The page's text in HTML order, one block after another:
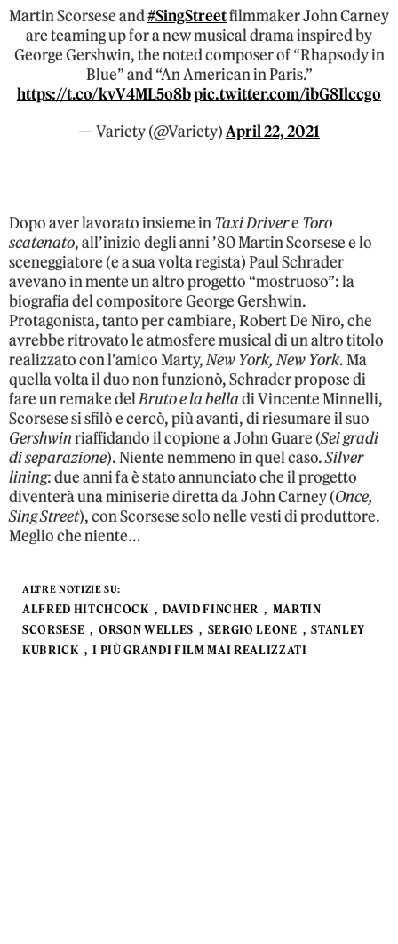
Martin Scorsese and#SingStreetfilmmaker John Carney
are teaming up for a new musical drama inspired by
George Gershwin, the noted composer of “Rhapsody in
Blue” and “An American in Paris.”
https://t.co/kvV4ML5o8bpic.twitter.com/ibG8Ilccgo
— Variety (@Variety)April 22, 2021
Dopo aver lavorato insieme inTaxi Drivere Toro
scatenato, all’inizio degli anni ’80 Martin Scorsese e lo
sceneggiatore (e a sua volta regista) Paul Schrader
avevano in mente un altro progetto “mostruoso”: la
biografia del compositore George Gershwin.
Protagonista, tanto per cambiare, Robert De Niro, che
avrebbe ritrovato le atmosfere musical di un altro titolo
realizzato con l’amico Marty,New York, New York. Ma
quella volta il duo non funzionò, Schrader propose di
fare un remake delBruto e la belladi Vincente Minnelli,
Scorsese si sfilò e cercò, più avanti, di riesumare il suo
Gershwinriaffidando il copione a John Guare (Sei gradi
di separazione). Niente nemmeno in quel caso.Silver
lining: due anni fa è stato annunciato che il progetto
diventerà una miniserie diretta da John Carney (Once,
Sing Street), con Scorsese solo nelle vesti di produttore.
Meglio che niente…
ALTRE NOTIZIE SU:
ALFRED HITCHCOCK DAVID FINCHER
MARTIN
SCORSESE
ORSON WELLES SERGIO LEONE
STANLEY
KUBRICK
I PIÙ GRANDI FILM MAI REALIZZATI